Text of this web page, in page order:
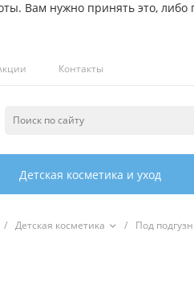
Вам нужно принять это, либо
Контакты
Детская косметика и уход
/ Детская косметика / Под